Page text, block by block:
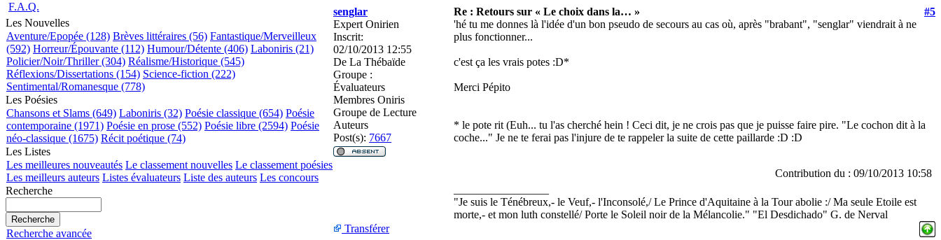
F.A.Q.
Les Nouvelles
Aventure/Epopée (128) Brèves littéraires (56) Fantastique/Merveilleux
(592) Horreur/Épouvante (112) Humour/Détente (406) Laboniris (21)
Policier/Noir/Thriller (304) Réalisme/Historique (545)
Réflexions/Dissertations (154) Science-fiction (222)
Sentimental/Romanesque (778)
Les Poésies
Chansons et Slams (649) Laboniris (32) Poésie classique (654) Poésie
contemporaine (1971) Poésie en prose (552) Poésie libre (2594) Poésie
néo-classique (1675) Récit poétique (74)
Les Listes
Les meilleures nouveautés Le classement nouvelles Le classement poésies
Les meilleurs auteurs Listes évaluateurs Liste des auteurs Les concours
Recherche
Recherche avancée
senglar Re : Retours sur « Le choix dans la… »
#5
Expert Onirien
Inscrit:
02/10/2013 12:55
De La Thébaïde
Groupe :
Évaluateurs
Membres Oniris
Groupe de Lecture
Auteurs
Post(s): 7667
'hé tu me donnes là l'idée d'un bon pseudo de secours au cas où, après "brabant", "senglar" viendrait à ne
plus fonctionner...
c'est ça les vrais potes :D*
Merci Pépito
* le pote rit (Euh... tu l'as cherché hein ! Ceci dit, je ne crois pas que je puisse faire pire. "Le cochon dit à la
coche..." Je ne te ferai pas l'injure de te rappeler la suite de cette paillarde :D :D
Contribution du : 09/10/2013 10:58
"Je suis le Ténébreux,- le Veuf,- l'Inconsolé,/ Le Prince d'Aquitaine à la Tour abolie :/ Ma seule Etoile est
morte,- et mon luth constellé/ Porte le Soleil noir de la Mélancolie." "El Desdichado" G. de Nerval
Transférer